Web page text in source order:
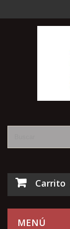
Carrito
MENÚ